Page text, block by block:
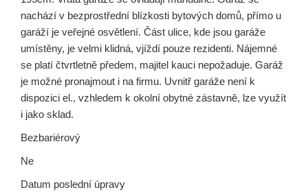
nachází v bezprostřední blízkosti bytových domů, přímo u
garáží je veřejné osvětlení. Část ulice, kde jsou garáže
umístěny, je velmi klidná, vjíždí pouze rezidenti. Nájemné
se platí čtvrtletně předem, majitel kauci nepožaduje. Garáž
je možné pronajmout i na firmu. Uvnitř garáže není k
dispozici el., vzhledem k okolní obytné zástavně, lze využít
i jako sklad.
Bezbariérový
Ne
Datum poslední úpravy